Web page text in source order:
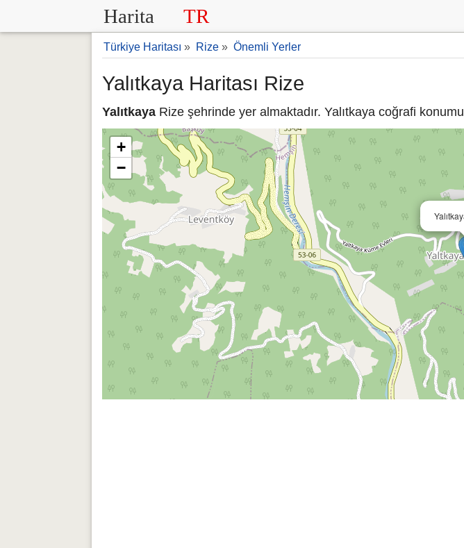
Harita TR
Türkiye Haritası » Rize » Önemli Yerler
Yalıtkaya Haritası Rize
Yalıtkaya Rize şehrinde yer almaktadır. Yalıtkaya coğrafi
+
−